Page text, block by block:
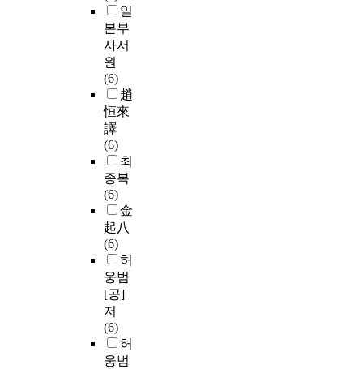
일
본부
사서
원
(6)
趙
恒來
譯
(6)
최
종복
(6)
金
起八
(6)
허
웅범
[공]
저
(6)
허
웅범